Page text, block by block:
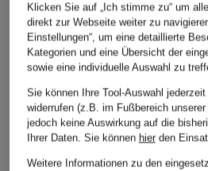
Klicken Sie auf „Ich stimme zu“ um
direkt zur Webseite weiter zu
Einstellungen“, um eine detaillierte
Kategorien und eine Übersicht der
sowie eine individuelle Auswahl zu
Sie können Ihre Tool-Auswahl
widerrufen (z.B. im Fußbereich
jedoch keine Auswirkung auf die
Ihrer Daten. Sie können hierden
Weitere Informationen zu den